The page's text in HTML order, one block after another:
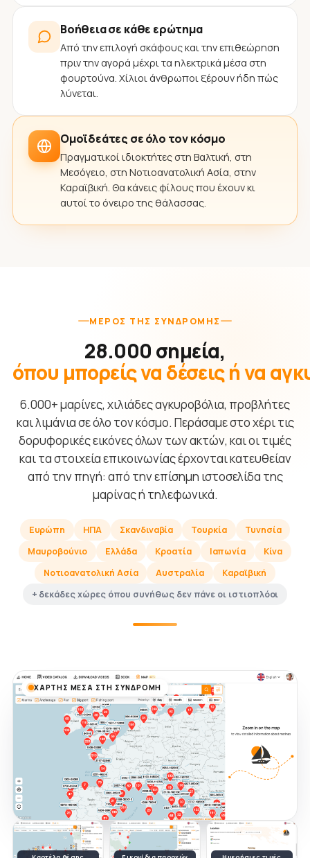
Βοήθεια σε κάθε ερώτημα
Από την επιλογή σκάφους και την επιθεώρηση
πριν την αγορά μέχρι τα ηλεκτρικά μέσα στη
φουρτούνα. Χίλιοι άνθρωποι ξέρουν ήδη πώς
λύνεται.
Ομοϊδεάτες σε όλο τον κόσμο
Πραγματικοί ιδιοκτήτες στη Βαλτική, στη
Μεσόγειο, στη Νοτιοανατολική Ασία, στην
Καραϊβική. Θα κάνεις φίλους που έχουν κι
αυτοί το όνειρο της θάλασσας.
ΜΈΡΟΣ ΤΗΣ ΣΥΝΔΡΟΜΉΣ
28.000 σημεία,
όπου μπορείς να δέσεις ή να
6.000+ μαρίνες, χιλιάδες αγκυροβόλια, προβλήτες
και λιμάνια σε όλο τον κόσμο. Περάσαμε στο χέρι τις
δορυφορικές εικόνες όλων των ακτών, και οι τιμές
και τα στοιχεία επικοινωνίας έρχονται κατευθείαν
από την πηγή: από την επίσημη ιστοσελίδα της
μαρίνας ή τηλεφωνικά.
Ευρώπη ΗΠΑ Σκανδιναβία Τουρκία
Τυνησία
Μαυροβούνιο
Ελλάδα Κροατία Ιαπωνία
Κίνα
Νοτιοανατολική Ασία
Αυστραλία
Καραϊβική
+ δεκάδες χώρες όπου συνήθως δεν πάνε οι ιστιοπλόοι
ΧΆΡΤΗΣ ΜΈΣΑ ΣΤΗ ΣΥΝΔΡΟΜΉ